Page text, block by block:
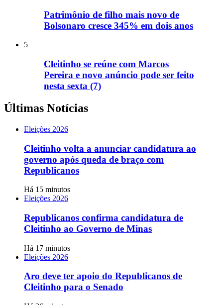
Patrimônio de filho mais novo de
Bolsonaro cresce 345% em dois anos
5
Cleitinho se reúne com Marcos
Pereira e novo anúncio pode ser feito
nesta sexta (7)
Últimas Notícias
Eleições 2026
Cleitinho volta a anunciar candidatura ao
governo após queda de braço com
Republicanos
Há 15 minutos
Eleições 2026
Republicanos confirma candidatura de
Cleitinho ao Governo de Minas
Há 17 minutos
Eleições 2026
Aro deve ter apoio do Republicanos de
Cleitinho para o Senado